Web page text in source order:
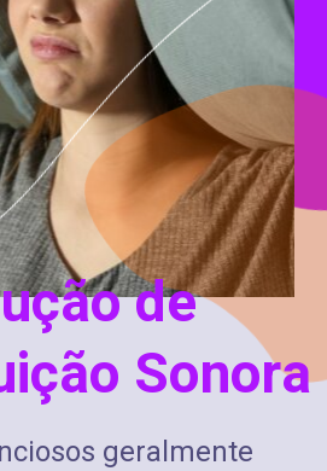
geralmente
de
Sonora